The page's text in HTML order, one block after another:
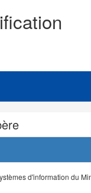
d'information du